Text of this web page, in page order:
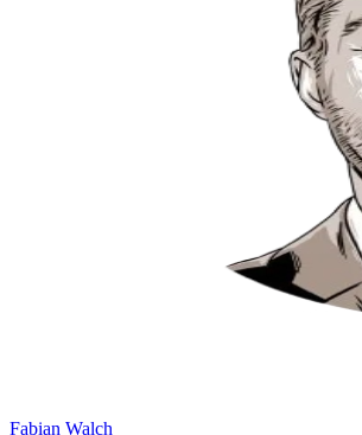
Fabian Walch